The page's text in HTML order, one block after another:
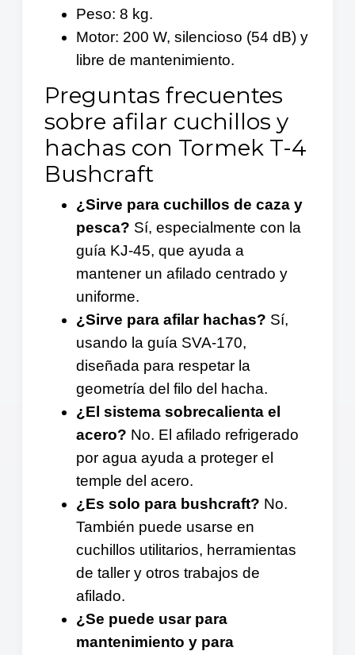
Peso: 8 kg.
Motor: 200 W, silencioso (54 dB) y
libre de mantenimiento.
Preguntas frecuentes
sobre afilar cuchillos y
hachas con Tormek T-4
Bushcraft
¿Sirve para cuchillos de caza y
pesca? Sí, especialmente con la
guía KJ-45, que ayuda a
mantener un afilado centrado y
uniforme.
¿Sirve para afilar hachas? Sí,
usando la guía SVA-170,
diseñada para respetar la
geometría del filo del hacha.
¿El sistema sobrecalienta el
acero? No. El afilado refrigerado
por agua ayuda a proteger el
temple del acero.
¿Es solo para bushcraft? No.
También puede usarse en
cuchillos utilitarios, herramientas
de taller y otros trabajos de
afilado.
¿Se puede usar para
mantenimiento y para